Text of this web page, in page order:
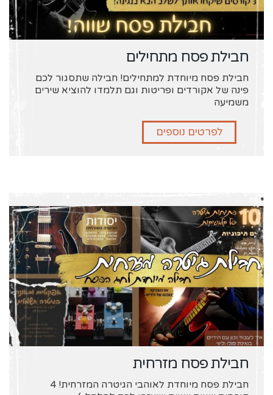
חבילת פסח מתחילים
חבילת פסח מיוחדת למתחילים! חבילה שתסגור לכם
פינה של אקורדים ופריטות וגם תלמדו להוציא שירים
משמיעה
לפרטים נוספים
חבילת פסח מזרחית
חבילת פסח מיוחדת לאוהבי הגיטרה המזרחית! 4